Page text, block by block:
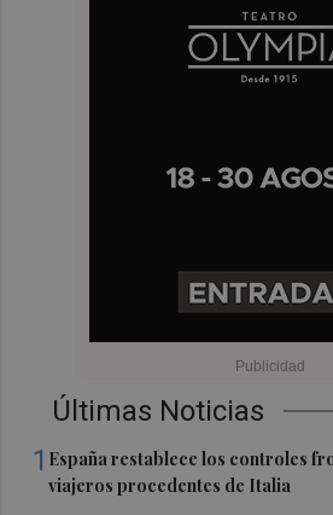
Últimas Noticias
1 España restablece los controles
viajeros procedentes de Italia